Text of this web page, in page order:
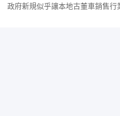
政府新規似乎讓本地古董車銷售行